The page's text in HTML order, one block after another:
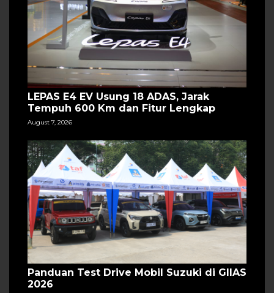
LEPAS E4 EV Usung 18 ADAS, Jarak
Tempuh 600 Km dan Fitur Lengkap
August 7, 2026
Panduan Test Drive Mobil Suzuki di GIIAS
2026